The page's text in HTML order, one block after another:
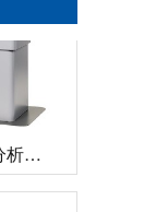
直读光谱仪 直读光谱分析仪 LAB S